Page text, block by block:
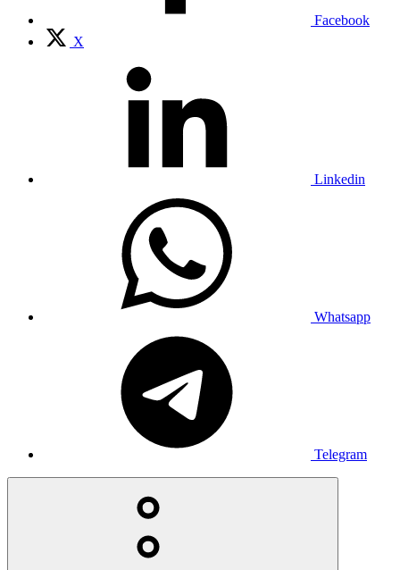
Facebook
X
Linkedin
Whatsapp
Telegram